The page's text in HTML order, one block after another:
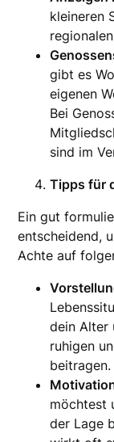
kleineren
gibt es
eigenen
Bei
sind im
Tipps für
Ein gut
entscheidend,
Achte auf
dein Alter
ruhigen
beitragen.
möchtest
der Lage